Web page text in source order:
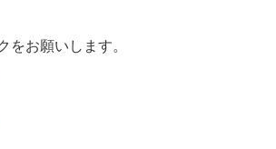
をお願いします。